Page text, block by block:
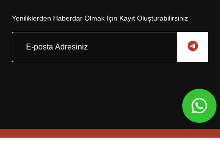
Yeniliklerden Haberdar Olmak İçin Kayıt Oluşturabilirsiniz